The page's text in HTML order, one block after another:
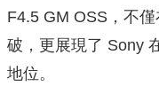
F4.5 GM OSS，不
破，更展現了 Sony
地位。